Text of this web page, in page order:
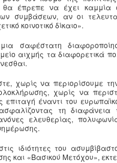
θα έπρεπε να έχει καμμία
συμβάσεων, αν οι
κοινοτικό δίκαιο».
σαφέστατη
αιχμής τα διαφορετικά
χωρίς να περιορίσουμε
χωρίς να
επιταγή έναντι του
τη διαφάνεια
ελευθερίας,
ιδιότητες του
και «Βασικού Μετόχου»,